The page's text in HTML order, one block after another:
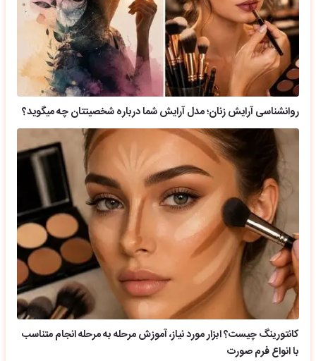
روانشناسی آرایش زنان؛ مدل آرایش شما درباره شخصیتتان چه میگوید؟
کانتورینگ چیست؟ ابزار مورد نیاز، آموزش مرحله به مرحله انجام متناسب
با انواع فرم صورت